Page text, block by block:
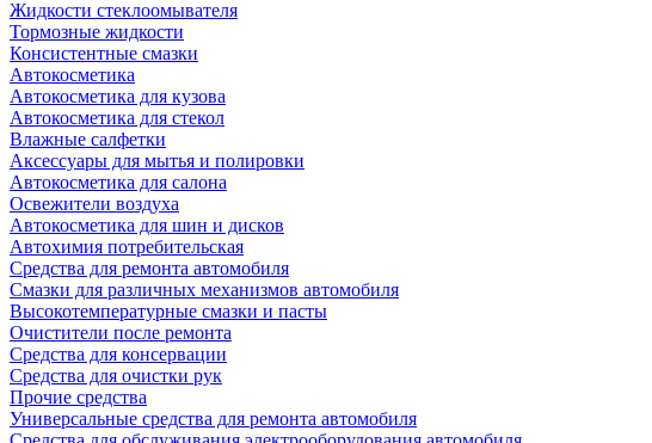
Жидкости стеклоомывателя
Тормозные жидкости
Консистентные смазки
Автокосметика
Автокосметика для кузова
Автокосметика для стекол
Влажные салфетки
Аксессуары для мытья и полировки
Автокосметика для салона
Освежители воздуха
Автокосметика для шин и дисков
Автохимия потребительская
Средства для ремонта автомобиля
Смазки для различных механизмов автомобиля
Высокотемпературные смазки и пасты
Очистители после ремонта
Средства для консервации
Средства для очистки рук
Прочие средства
Универсальные средства для ремонта автомобиля